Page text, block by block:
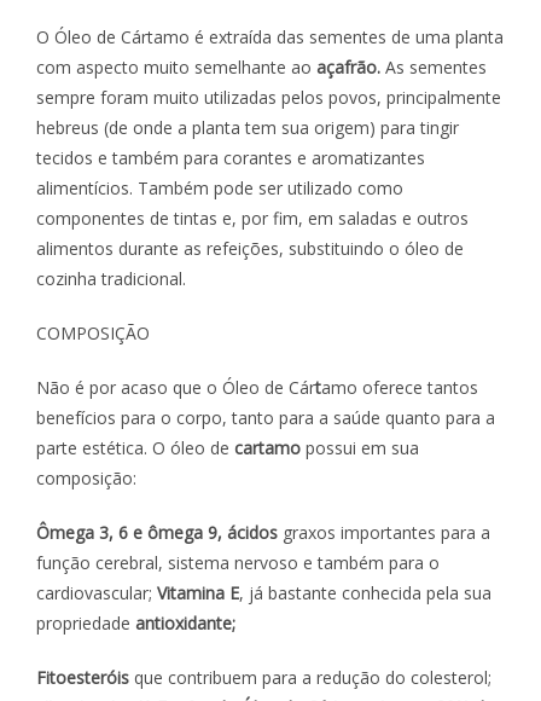
O Óleo de Cártamo é extraída das sementes de uma planta
com aspecto muito semelhante ao açafrão. As sementes
sempre foram muito utilizadas pelos povos, principalmente
hebreus (de onde a planta tem sua origem) para tingir
tecidos e também para corantes e aromatizantes
alimentícios. Também pode ser utilizado como
componentes de tintas e, por fim, em saladas e outros
alimentos durante as refeições, substituindo o óleo de
cozinha tradicional.
COMPOSIÇÃO
Não é por acaso que o Óleo de Cártamo oferece tantos
benefícios para o corpo, tanto para a saúde quanto para a
parte estética. O óleo de cartamo possui em sua
composição:
Ômega 3, 6 e ômega 9, ácidos graxos importantes para a
função cerebral, sistema nervoso e também para o
cardiovascular; Vitamina E, já bastante conhecida pela sua
propriedade antioxidante;
Fitoesteróis que contribuem para a redução do colesterol;